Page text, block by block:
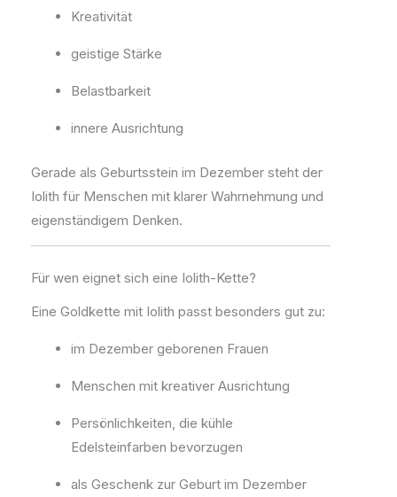
Kreativität
geistige Stärke
Belastbarkeit
innere Ausrichtung
Gerade als Geburtsstein im Dezember steht der
Iolith für Menschen mit klarer Wahrnehmung und
eigenständigem Denken.
Für wen eignet sich eine Iolith-Kette?
Eine Goldkette mit Iolith passt besonders gut zu:
im Dezember geborenen Frauen
Menschen mit kreativer Ausrichtung
Persönlichkeiten, die kühle
Edelsteinfarben bevorzugen
als Geschenk zur Geburt im Dezember